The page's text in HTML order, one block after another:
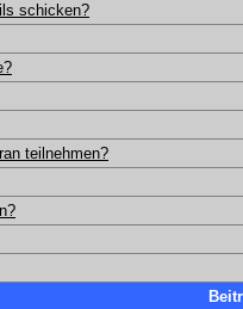
schicken?
teilnehmen?